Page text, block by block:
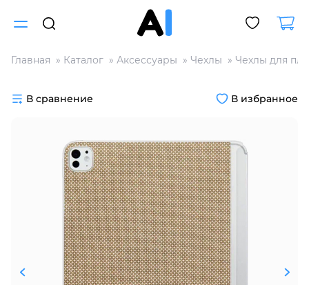
Главная Каталог Аксессуары Чехлы Чехлы для
В сравнение В избранное
Разбейте
оплатуна части
без переплат
График платежей
25